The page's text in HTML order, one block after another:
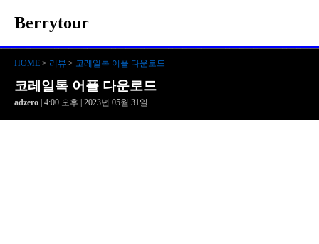
Berrytour
HOME > 리뷰 > 코레일톡 어플 다운로드
코레일톡 어플 다운로드
adzero | 4:00 오후 | 2023년 05월 31일